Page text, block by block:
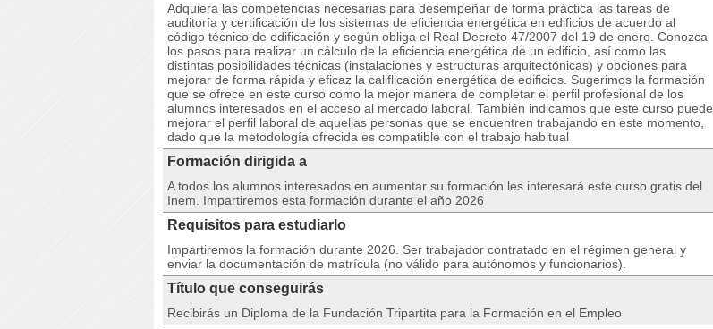
Adquiera las competencias necesarias para desempeñar de forma práctica las tareas de
auditoría y certificación de los sistemas de eficiencia energética en edificios de acuerdo al
código técnico de edificación y según obliga el Real Decreto 47/2007 del 19 de enero. Conozca
los pasos para realizar un cálculo de la eficiencia energética de un edificio, así como las
distintas posibilidades técnicas (instalaciones y estructuras arquitectónicas) y opciones para
mejorar de forma rápida y eficaz la califlicación energética de edificios. Sugerimos la formación
que se ofrece en este curso como la mejor manera de completar el perfil profesional de los
alumnos interesados en el acceso al mercado laboral. También indicamos que este curso puede
mejorar el perfil laboral de aquellas personas que se encuentren trabajando en este momento,
dado que la metodología ofrecida es compatible con el trabajo habitual
Formación dirigida a
A todos los alumnos interesados en aumentar su formación les interesará este curso gratis del
Inem. Impartiremos esta formación durante el año 2026
Requisitos para estudiarlo
Impartiremos la formación durante 2026. Ser trabajador contratado en el régimen general y
enviar la documentación de matrícula (no válido para autónomos y funcionarios).
Título que conseguirás
Recibirás un Diploma de la Fundación Tripartita para la Formación en el Empleo